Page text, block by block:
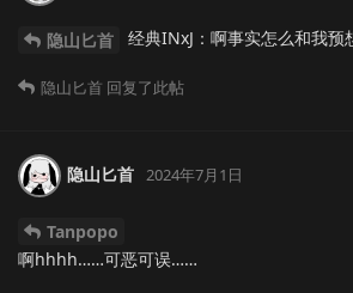
隐山匕首 经典INxJ：啊事实怎么和我预
隐山匕首 回复了此帖
隐山匕首 2024年7月1日
Tanpopo
啊hhhh……可恶可误……